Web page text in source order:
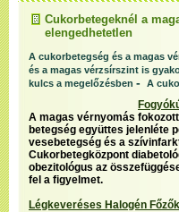
Cukorbetegeknél a
elengedhetetlen
A cukorbetegség és a magas
és a magas vérzsírszint is
kulcs a megelőzésben - A
A magas vérnyomás
betegség együttes jelenléte
vesebetegség és a
Cukorbetegközpont
obezitológus az
fel a figyelmet.
Légkeveréses Halogén